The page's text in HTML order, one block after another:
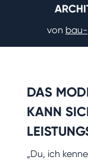
von
DAS
KANN
„Du, ich